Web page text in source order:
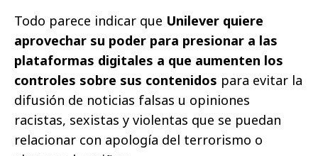
Todo parece indicar que Unilever quiere
aprovechar su poder para presionar a las
plataformas digitales a que aumenten los
controles sobre sus contenidos para evitar la
difusión de noticias falsas u opiniones
racistas, sexistas y violentas que se puedan
relacionar con apología del terrorismo o